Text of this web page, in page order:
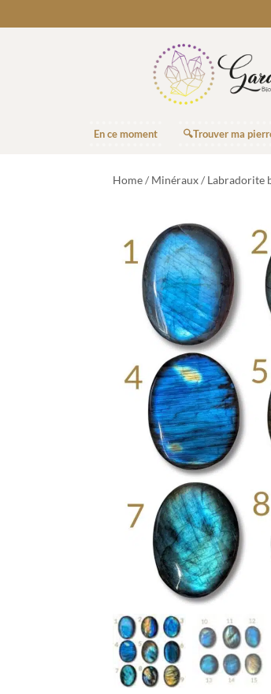
En ce moment 🔍Trouver ma
Home/ Minéraux/ Labradorite